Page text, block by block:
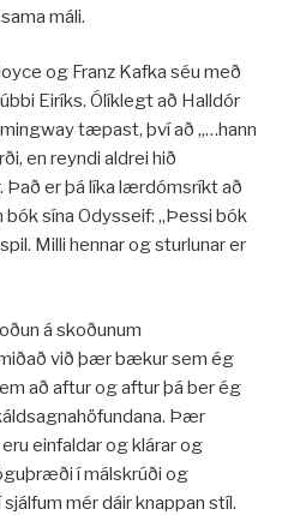
máli.
og Franz Kafka séu með
Eiríks. Ólíklegt að Halldór
tæpast, því að „…hann
en reyndi aldrei hið
Það er þá líka lærdómsríkt að
bók sína Odysseif: „Þessi bók
Milli hennar og sturlunar er
á skoðunum
við þær bækur sem ég
að aftur og aftur þá ber ég
Þær
einfaldar og klárar og
í málskrúði og
mér dáir knappan stíl.